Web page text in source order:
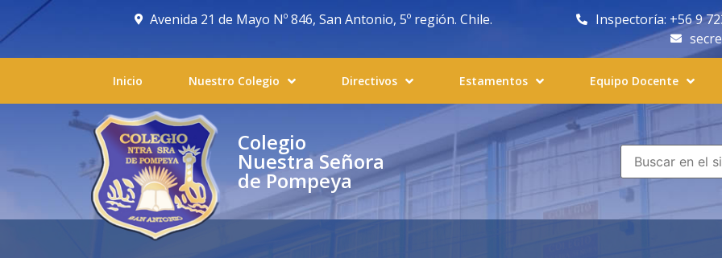
Avenida 21 de Mayo Nº 846, San Antonio, 5º región. Chile.
Inspectoría: +56 9
Inicio Nuestro Colegio Directivos Estamentos Equipo Docente
Colegio
Nuestra Señora
de Pompeya